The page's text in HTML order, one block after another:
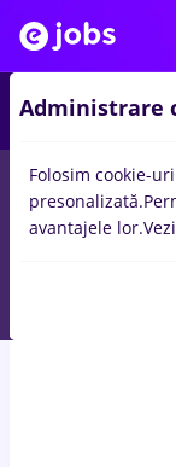
locuri de munca
Student, Fara
Telecom
Administrare
Folosim cookie-
presonalizată.
avantajele lor.